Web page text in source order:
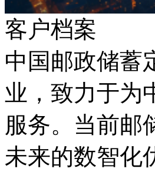
客户档案
中国邮政储蓄
业，致力
服务。当前邮
未来的数智化优